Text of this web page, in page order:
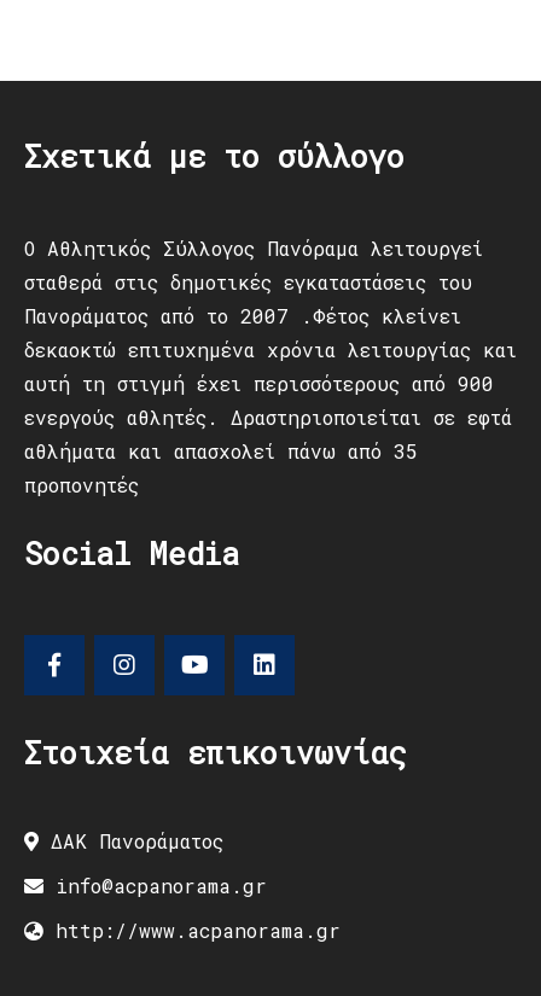
Σχετικά με το σύλλογο
Ο Αθλητικός Σύλλογος Πανόραμα λειτουργεί
σταθερά στις δημοτικές εγκαταστάσεις του
Πανοράματος από το 2007 .Φέτος κλείνει
δεκαοκτώ επιτυχημένα χρόνια λειτουργίας και
αυτή τη στιγμή έχει περισσότερους από 900
ενεργούς αθλητές. Δραστηριοποιείται σε εφτά
αθλήματα και απασχολεί πάνω από 35
προπονητές
Social Media
Στοιχεία επικοινωνίας
ΔΑΚ Πανοράματος
info@acpanorama.gr
http://www.acpanorama.gr